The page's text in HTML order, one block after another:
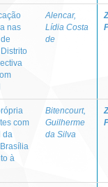
nas
Alencar,
Lídia Costa
de
com
da
à
Bitencourt,
Guilherme
da Silva